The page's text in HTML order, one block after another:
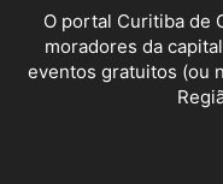
O portal Curitiba de
moradores da
eventos gratuitos (ou